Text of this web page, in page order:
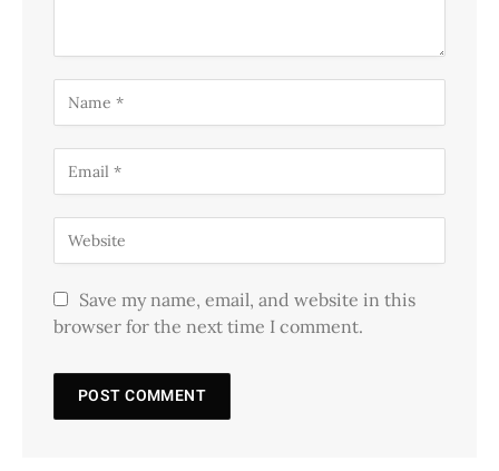
Save my name, email, and website in this
browser for the next time I comment.